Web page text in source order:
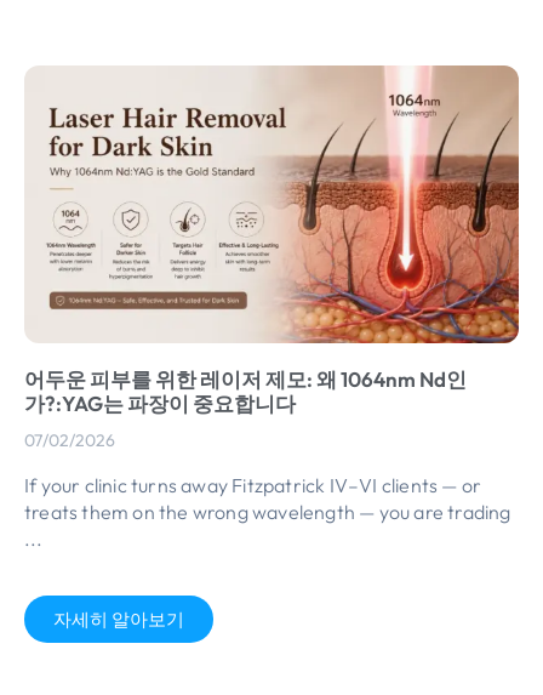
어두운 피부를 위한 레이저 제모: 왜 1064nm Nd인
가?:YAG는 파장이 중요합니다
07/02/2026
If your clinic turns away Fitzpatrick IV–VI clients — or
treats them on the wrong wavelength — you are trading
...
자세히 알아보기